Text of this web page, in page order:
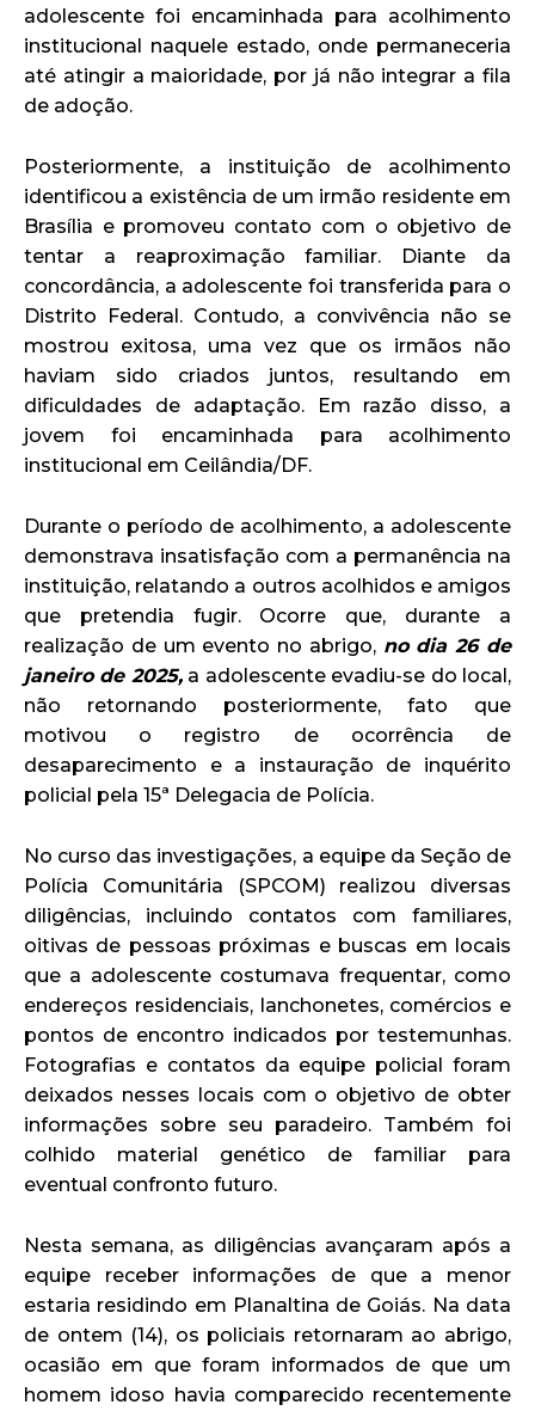
adolescente foi encaminhada para acolhimento
institucional naquele estado, onde permaneceria
até atingir a maioridade, por já não integrar a fila
de adoção.
Posteriormente, a instituição de acolhimento
identificou a existência de um irmão residente em
Brasília e promoveu contato com o objetivo de
tentar a reaproximação familiar. Diante da
concordância, a adolescente foi transferida para o
Distrito Federal. Contudo, a convivência não se
mostrou exitosa, uma vez que os irmãos não
haviam sido criados juntos, resultando em
dificuldades de adaptação. Em razão disso, a
jovem foi encaminhada para acolhimento
institucional em Ceilândia/DF.
Durante o período de acolhimento, a adolescente
demonstrava insatisfação com a permanência na
instituição, relatando a outros acolhidos e amigos
que pretendia fugir. Ocorre que, durante a
realização de um evento no abrigo, no dia 26 de
janeiro de 2025,a adolescente evadiu-se do local,
não retornando posteriormente, fato que
motivou o registro de ocorrência de
desaparecimento e a instauração de inquérito
policial pela 15ª Delegacia de Polícia.
No curso das investigações, a equipe da Seção de
Polícia Comunitária (SPCOM) realizou diversas
diligências, incluindo contatos com familiares,
oitivas de pessoas próximas e buscas em locais
que a adolescente costumava frequentar, como
endereços residenciais, lanchonetes, comércios e
pontos de encontro indicados por testemunhas.
Fotografias e contatos da equipe policial foram
deixados nesses locais com o objetivo de obter
informações sobre seu paradeiro. Também foi
colhido material genético de familiar para
eventual confronto futuro.
Nesta semana, as diligências avançaram após a
equipe receber informações de que a menor
estaria residindo em Planaltina de Goiás. Na data
de ontem (14), os policiais retornaram ao abrigo,
ocasião em que foram informados de que um
homem idoso havia comparecido recentemente